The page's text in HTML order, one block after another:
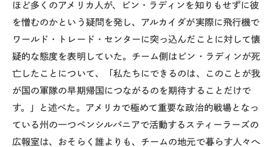
ほど多くのアメリカ人が、ビン・ラディンを知りもせずに彼
を憎むのかという疑問を発し、アルカイダが実際に飛行機で
ワールド・トレード・センターに突っ込んだことに対して懐
疑的な態度を表明していた。チーム側はビン・ラディンが死
亡したことについて、「私たちにできるのは、このことが我
が国の軍隊の早期帰国につながるのを期待することだけで
す。」と述べた。アメリカで極めて重要な政治的戦場となっ
ている州の一つペンシルバニアで活動するスティーラーズの
広報室は、おそらく誰よりも、チームの地元で暮らす人々へ